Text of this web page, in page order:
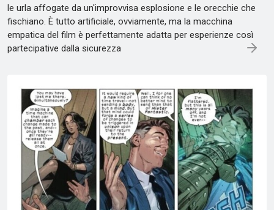
le urla affogate da un'improvvisa esplosione e le orecchie che
fischiano. È tutto artificiale, ovviamente, ma la macchina
empatica del film è perfettamente adatta per esperienze così
partecipative dalla sicurezza